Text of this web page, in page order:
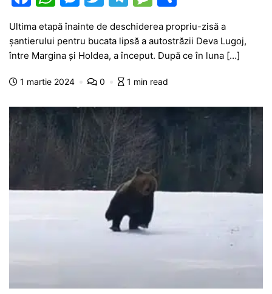
c
e
b
o
h
at
s
A
p
s
s
e
g
er
itt
er
el
e
gr
a
s
s
a
e
ar
ta
je
ă
Ultima etapă înainte de deschiderea propriu-zisă a
șantierului pentru bucata lipsă a autostrăzii Deva Lugoj,
între Margina și Holdea, a început. După ce în luna […]
1 martie 2024 0 1 min read